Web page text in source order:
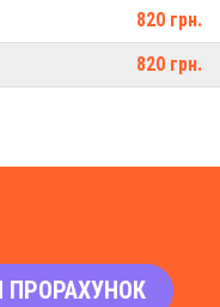
820 грн.
820 грн.
ПРОРАХУНОК